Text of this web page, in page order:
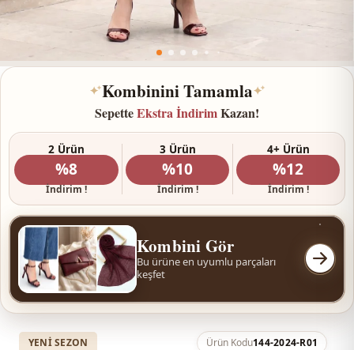
✦ Kombinini Tamamla✦
SepetteEkstra İndirimKazan!
2 Ürün
%8
İndirim !
3 Ürün
%10
İndirim !
4+ Ürün
%12
İndirim !
Kombini Gör
Bu ürüne en uyumlu parçaları
keşfet
YENI SEZON Ürün Kodu144-2024-R01